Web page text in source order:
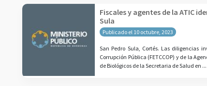
Fiscales y agentes de la ATIC
Sula
Publicado el 10 octubre, 2023
San Pedro Sula, Cortés. Las diligencias
Corrupción Pública (FETCCOP) y de la
de Biológicos de la Secretaria de Salud en ...